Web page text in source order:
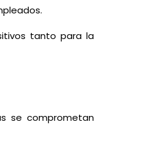
tanto para la
se comprometan